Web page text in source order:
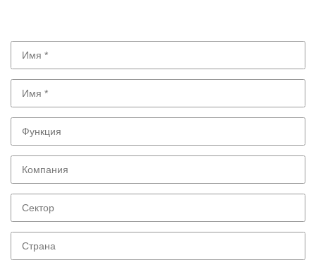
Имя
Имя
Функция
Компания
Сектор
Страна